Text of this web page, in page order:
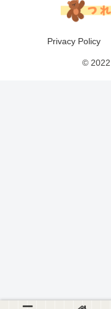
Privacy Policy
© 2022